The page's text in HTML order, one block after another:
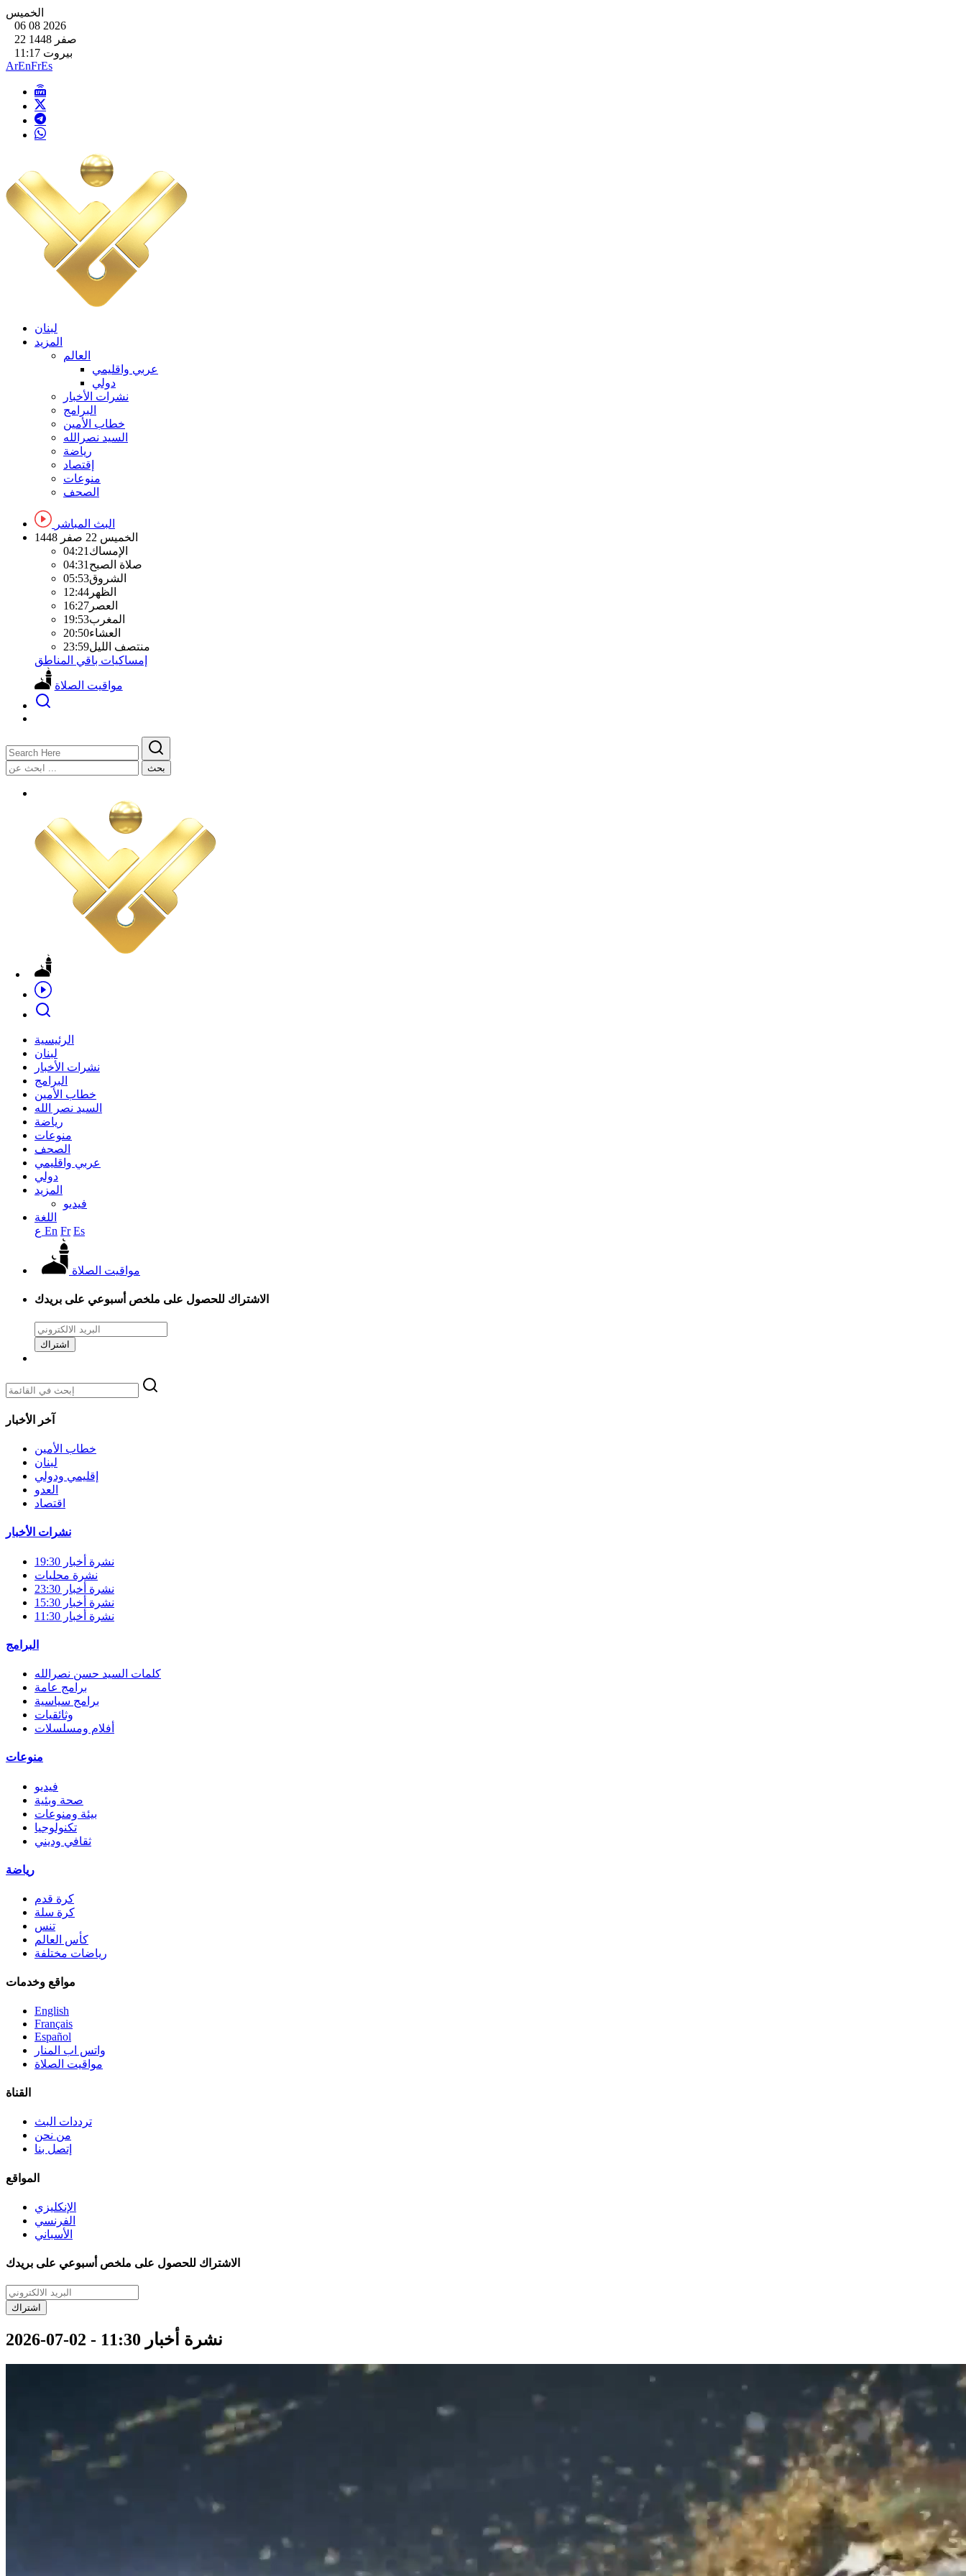
06 08 2026
بيروت 11:17
ArEnFrEs
لبنان
المزيد
العالم
عربي واقليمي
دولي
نشرات الأخبار
البرامج
خطاب الأمين
السيد نصرالله
رياضة
إقتصاد
منوعات
الصحف
البث المباشر
الخميس 22 صفر 1448
الإمساك 04:21
صلاة الصبح 04:31
الشروق05:53
الظهر 12:44
العصر 16:27
المغرب19:53
العشاء20:50
منتصف الليل23:59
إمساكيات باقي المناطق
مواقيت الصلاة
بحث
الرئيسية
لبنان
نشرات الأخبار
البرامج
خطاب الأمين
السيد نصر الله
رياضة
منوعات
الصحف
عربي واقليمي
دولي
المزيد
فيديو
اللغة
En Fr Es
مواقيت الصلاة
الاشتراك للحصول على ملخص أسبوعي على بريدك
اشتراك
آخر الأخبار
خطاب الأمين
لبنان
إقليمي ودولي
العدو
اقتصاد
نشرات الأخبار
نشرة أخبار 19:30
نشرة محليات
نشرة أخبار 23:30
نشرة أخبار 15:30
نشرة أخبار 11:30
البرامج
كلمات السيد حسن نصرالله
برامج عامة
برامج سياسية
وثائقيات
أفلام ومسلسلات
منوعات
فيديو
صحة وبئية
بيئة ومنوعات
تكنولوجيا
ثقافي وديني
رياضة
كرة قدم
كرة سلة
تنس
كأس العالم
رياضات مختلفة
مواقع وخدمات
English
Français
Español
واتس اب المنار
مواقيت الصلاة
القناة
ترددات البث
من نحن
إتصل بنا
المواقع
الإنكليزي
الفرنسي
الأسباني
الاشتراك للحصول على ملخص أسبوعي على بريدك
اشتراك
نشرة أخبار 11:30 - 02-07-2026